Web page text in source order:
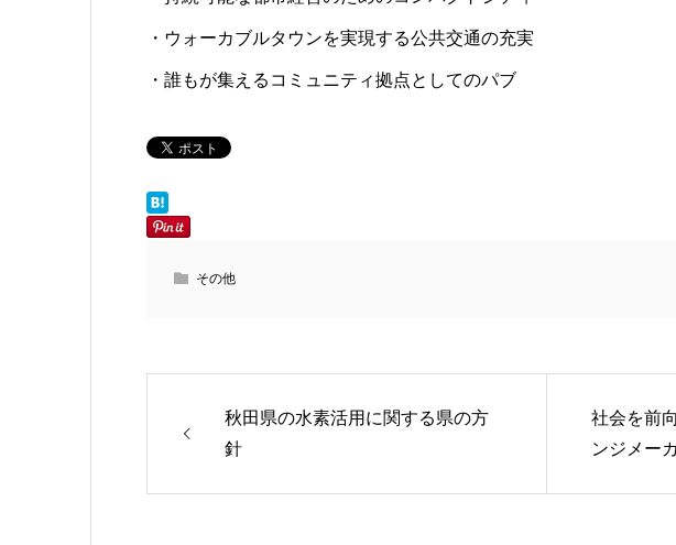
・ウォーカブルタウンを実現する公共交通の充実
・誰もが集えるコミュニティ拠点としてのパブ
その他
秋田県の水素活用に関する県の方
針
社会を前
ンジメー